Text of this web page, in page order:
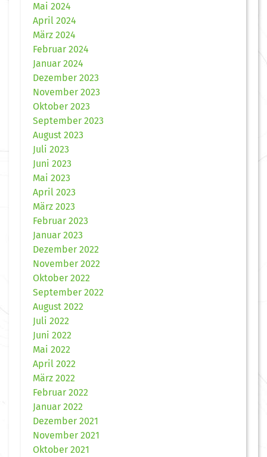
Mai 2024
April 2024
März 2024
Februar 2024
Januar 2024
Dezember 2023
November 2023
Oktober 2023
September 2023
August 2023
Juli 2023
Juni 2023
Mai 2023
April 2023
März 2023
Februar 2023
Januar 2023
Dezember 2022
November 2022
Oktober 2022
September 2022
August 2022
Juli 2022
Juni 2022
Mai 2022
April 2022
März 2022
Februar 2022
Januar 2022
Dezember 2021
November 2021
Oktober 2021